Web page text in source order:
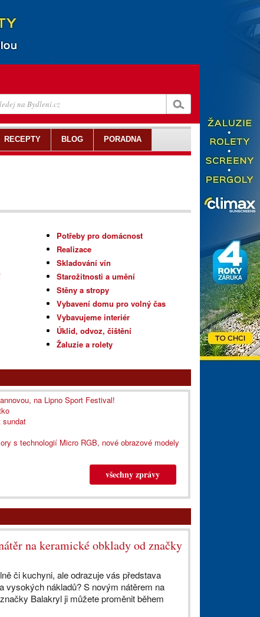
Potřeby pro domácnost
Realizace
Skladování vín
Starožitnosti a umění
Stěny a stropy
Vybavení domu pro volný čas
Vybavujeme interiér
Úklid, odvoz, čištění
Žaluzie a rolety
na Lipno Sport Festival!
sundat
s technologií Micro RGB, nové obrazové modely
všechny zprávy
na keramické obklady od značky
či kuchyni, ale odrazuje vás představa
vysokých nákladů? S novým nátěrem na
Balakryl ji můžete proměnit během
RECEPTY BLOG PORADNA